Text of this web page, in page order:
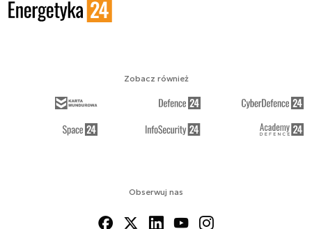
Obserwuj nas
Zobacz również